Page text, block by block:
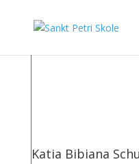
Katia Bibiana